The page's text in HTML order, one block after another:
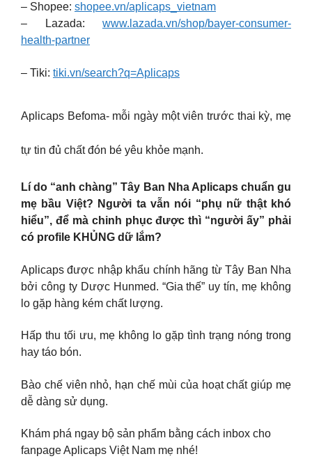
– Shopee: shopee.vn/aplicaps_vietnam
– Lazada: www.lazada.vn/shop/bayer-consumer-
health-partner
– Tiki: tiki.vn/search?q=Aplicaps
Aplicaps Befoma- mỗi ngày một viên trước thai kỳ, mẹ
tự tin đủ chất đón bé yêu khỏe mạnh.
Lí do “anh chàng” Tây Ban Nha Aplicaps chuẩn gu
mẹ bầu Việt? Người ta vẫn nói “phụ nữ thật khó
hiểu”, để mà chinh phục được thì “người ấy” phải
có profile KHỦNG dữ lắm?
Aplicaps được nhập khẩu chính hãng từ Tây Ban Nha
bởi công ty Dược Hunmed. “Gia thế” uy tín, mẹ không
lo gặp hàng kém chất lượng.
Hấp thu tối ưu, mẹ không lo gặp tình trạng nóng trong
hay táo bón.
Bào chế viên nhỏ, hạn chế mùi của hoạt chất giúp mẹ
dễ dàng sử dụng.
Khám phá ngay bộ sản phẩm bằng cách inbox cho
fanpage Aplicaps Việt Nam mẹ nhé!